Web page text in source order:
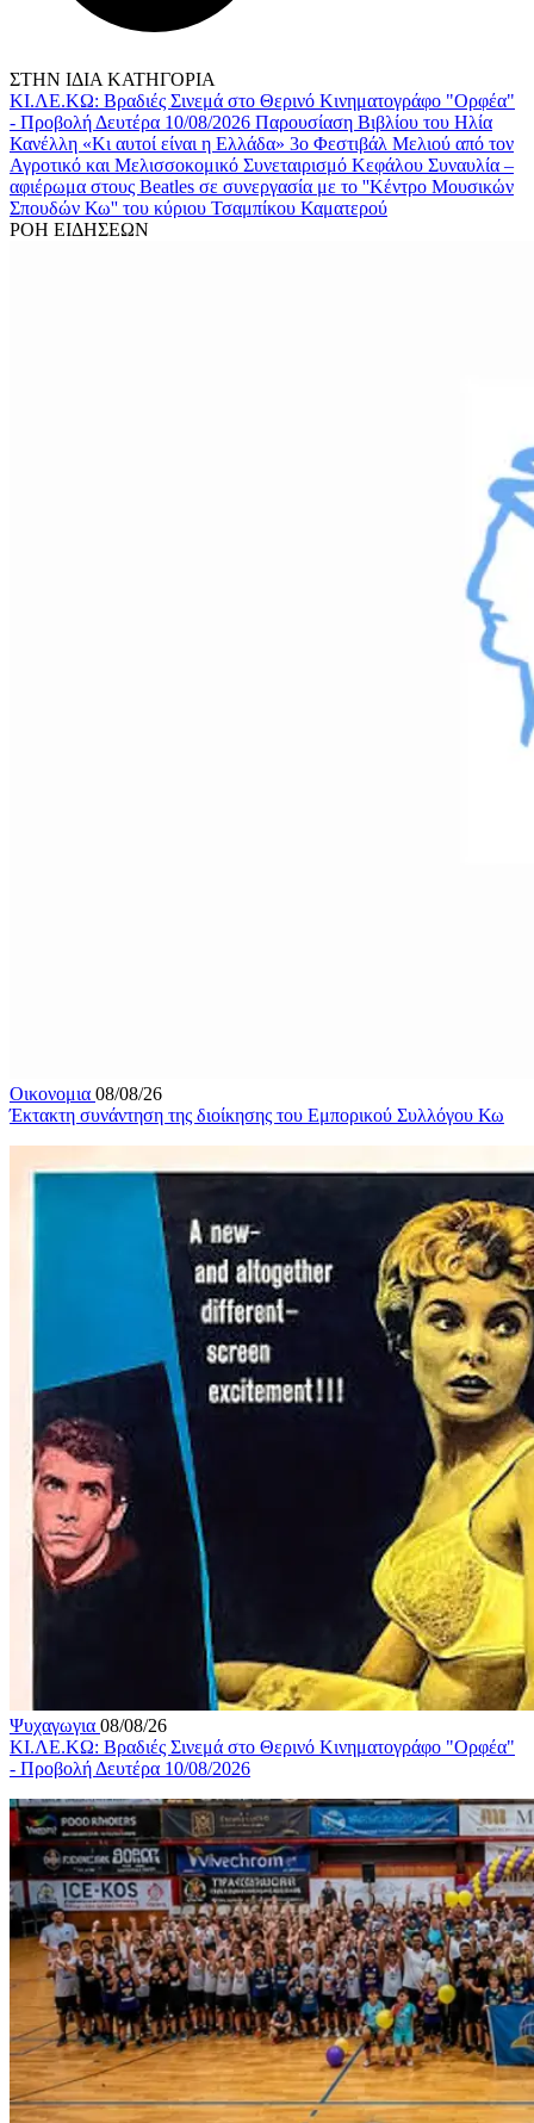
ΣΤΗΝ ΙΔΙΑ ΚΑΤΗΓΟΡΙΑ
ΚΙ.ΛΕ.ΚΩ: Βραδιές Σινεμά στο Θερινό Κινηματογράφο "Ορφέα"
- Προβολή Δευτέρα 10/08/2026 Παρουσίαση Βιβλίου του Ηλία
Κανέλλη «Κι αυτοί είναι η Ελλάδα» 3ο Φεστιβάλ Μελιού από τον
Αγροτικό και Μελισσοκομικό Συνεταιρισμό Κεφάλου Συναυλία –
αφιέρωμα στους Beatles σε συνεργασία με το ''Κέντρο Μουσικών
Σπουδών Κω'' του κύριου Τσαμπίκου Καματερού
ΡΟΗ ΕΙΔΗΣΕΩΝ
Οικονομια 08/08/26
Έκτακτη συνάντηση της διοίκησης του Εμπορικού Συλλόγου Κω
Ψυχαγωγια 08/08/26
ΚΙ.ΛΕ.ΚΩ: Βραδιές Σινεμά στο Θερινό Κινηματογράφο "Ορφέα"
- Προβολή Δευτέρα 10/08/2026